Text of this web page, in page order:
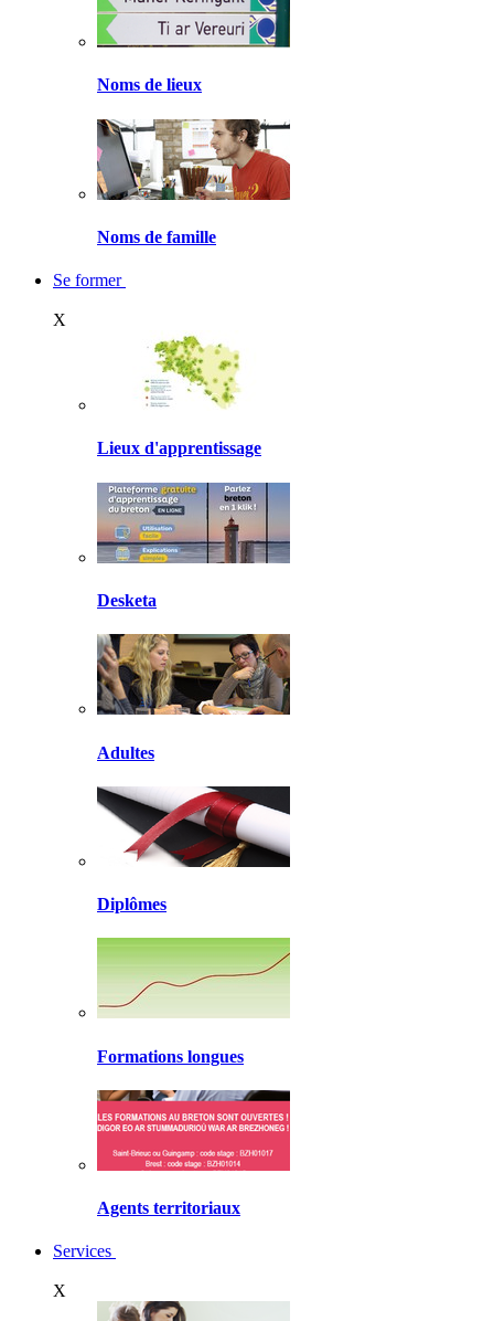
Noms de lieux
Noms de famille
Se former
X
Lieux d'apprentissage
Desketa
Adultes
Diplômes
Formations longues
Agents territoriaux
Services
X